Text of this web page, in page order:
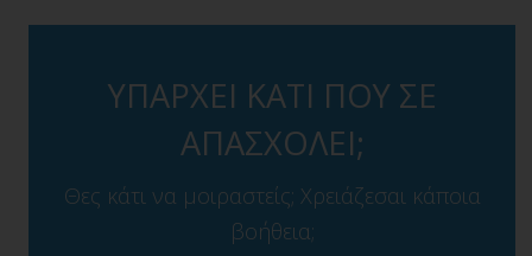
ΥΠΑΡΧΕΙ ΚΑΤΙ ΠΟΥ ΣΕ
ΑΠΑΣΧΟΛΕΙ;
Θες κάτι να μοιραστείς; Χρειάζεσαι κάποια
βοήθεια;